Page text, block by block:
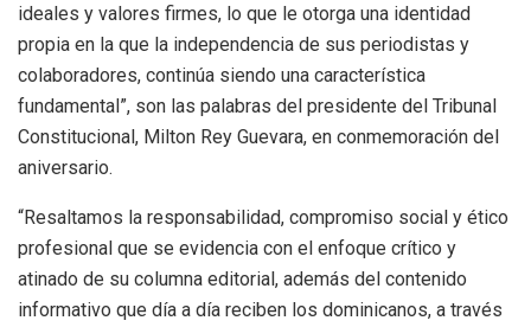
ideales y valores firmes, lo que le otorga una identidad
propia en la que la independencia de sus periodistas y
colaboradores, continúa siendo una característica
fundamental”, son las palabras del presidente del Tribunal
Constitucional, Milton Rey Guevara, en conmemoración del
aniversario.
“Resaltamos la responsabilidad, compromiso social y ético
profesional que se evidencia con el enfoque crítico y
atinado de su columna editorial, además del contenido
informativo que día a día reciben los dominicanos, a través